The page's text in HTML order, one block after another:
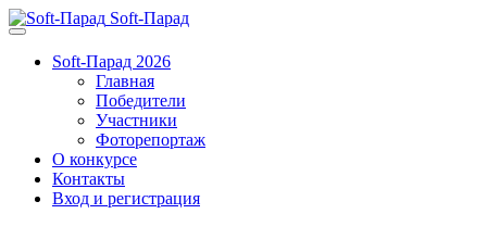
Soft-Парад
Soft-Парад 2026
Главная
Победители
Участники
Фоторепортаж
О конкурсе
Контакты
Вход и регистрация